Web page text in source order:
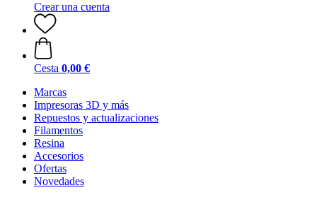
Crear una cuenta
Cesta 0,00 €
Marcas
Impresoras 3D y más
Repuestos y actualizaciones
Filamentos
Resina
Accesorios
Ofertas
Novedades